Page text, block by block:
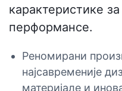
карактеристике
перформансе.
Реномирани
најсавременије
материјале и